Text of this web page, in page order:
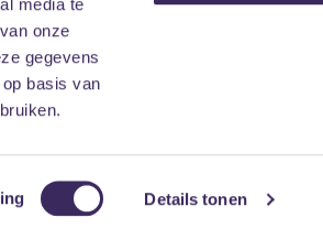
media te
onze
gegevens
basis van
Details tonen